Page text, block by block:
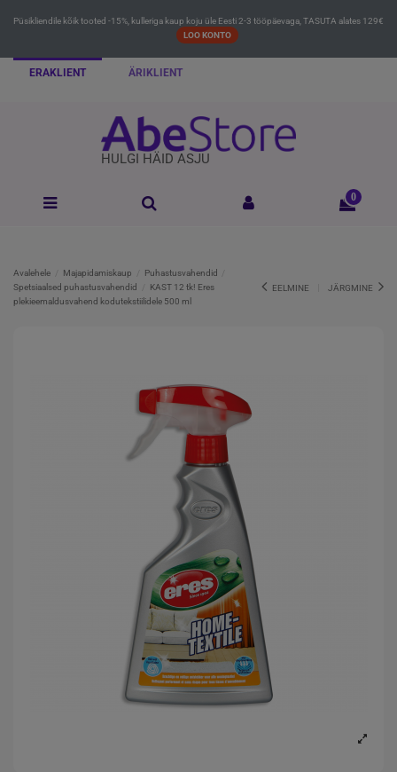
Püsikliendile kõik tooted -15%, kulleriga kaup koju üle Eesti 2-3 tööpäevaga, TASUTA alates 129€
LOO KONTO
ERAKLIENT ÄRIKLIENT
HULGI HÄID ASJU
0
Avalehele Majapidamiskaup
Puhastusvahendid
Spetsiaalsed puhastusvahendid
KAST 12 tk! Eres
plekieemaldusvahend kodutekstiilidele 500 ml
EELMINE JÄRGMINE